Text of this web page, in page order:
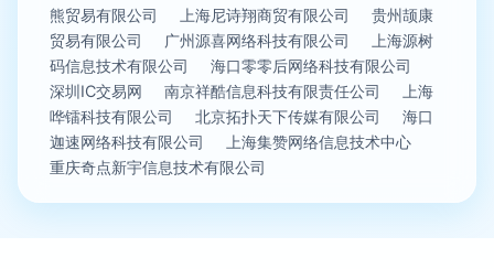
熊贸易有限公司
上海尼诗翔商贸有限公司
贵州颉康
贸易有限公司
广州源喜网络科技有限公司
上海源树
码信息技术有限公司
海口零零后网络科技有限公司
深圳IC交易网
南京祥酷信息科技有限责任公司
上海
哗镭科技有限公司
北京拓扑天下传媒有限公司
海口
迦速网络科技有限公司
上海集赞网络信息技术中心
重庆奇点新宇信息技术有限公司